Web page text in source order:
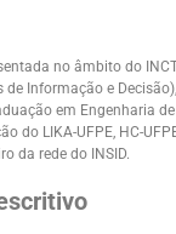
no âmbito do
de Informação e
em Engenharia
do LIKA-UFPE, HC-
da rede do INSID.